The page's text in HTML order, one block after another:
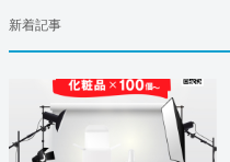
新着記事